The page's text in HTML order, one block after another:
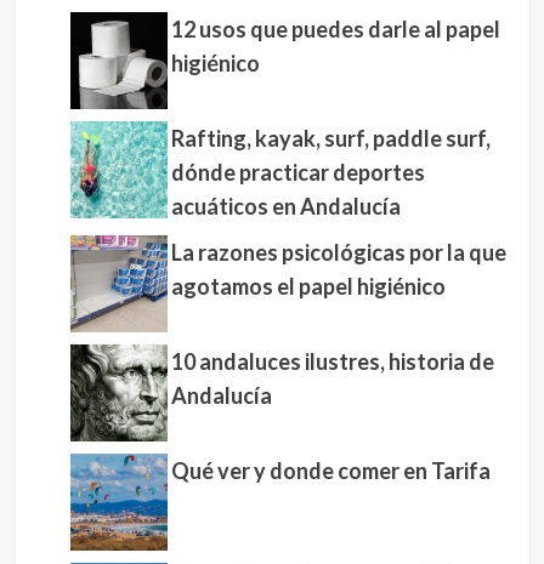
12 usos que puedes darle al papel
higiénico
Rafting, kayak, surf, paddle surf,
dónde practicar deportes
acuáticos en Andalucía
La razones psicológicas por la que
agotamos el papel higiénico
10 andaluces ilustres, historia de
Andalucía
Qué ver y donde comer en Tarifa